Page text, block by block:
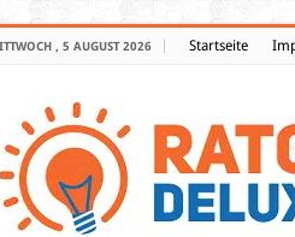
, 5 AUGUST 2026 Startseite